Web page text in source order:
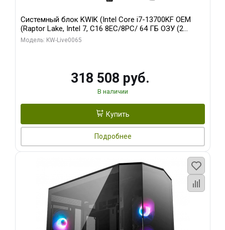
Системный блок KWIK (Intel Core i7-13700KF OEM
(Raptor Lake, Intel 7, C16 8EC/8PC/ 64 ГБ ОЗУ (2
модуля)/ ASUS RTX5080 PROART OC 16GB GDDR7
Модель: KW-Live0065
318 508 руб.
В наличии
Купить
Подробнее